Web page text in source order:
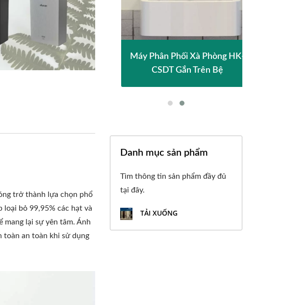
trở thành lựa chọn phổ
bỏ 99,95% các hạt và
lại sự yên tâm. Ánh
toàn an toàn khi sử dụng
Sấy Tay Tốc Độ Cao
EcoHygiene
Máy Phân Phối Xà Phòng HK-
CSDT Gắn Trên Bệ
Danh mục sản phẩm
Tìm thông tin sản phẩm đầy đủ
tại đây.
TẢI XUỐNG